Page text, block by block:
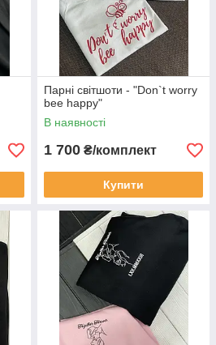
Парні світшоти - "Don`t worry
bee happy"
В наявності
1 700 ₴/комплект
Купити